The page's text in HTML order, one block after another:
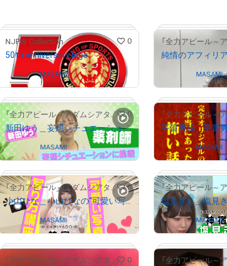
# 7803/9990
NJPW Collection 0
50th anniversary logo
Owned byMASAMI MASAMI
# 1444/2000
「全力アピール～アダムシアター～」NFTストア 0
新田ゆう＿妄想シチュエーション ～薬剤師 新田ゆう～
Owned by MASAMI Owned by MASAMI
# 1234/2000
「全力アピール～アダムシアター～」NFTストア 0
小山ひな＿小山ひなの“可愛い写真の写り方講座”
Owned by MASAMI Owned by MASAMI
「全力アピール～アダムシアター～」NFTストア 0